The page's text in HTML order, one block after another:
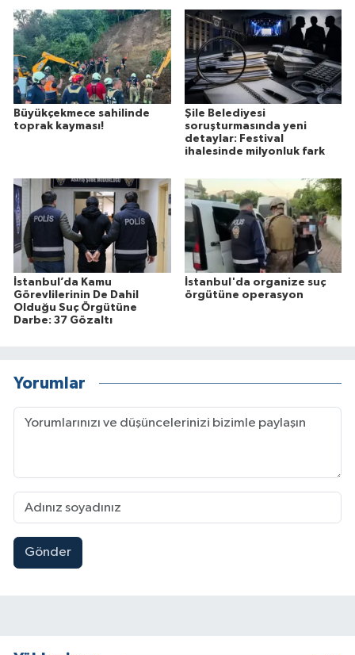
Büyükçekmece sahilinde
toprak kayması!
Şile Belediyesi
soruşturmasında yeni
detaylar: Festival
ihalesinde milyonluk fark
İstanbul’da Kamu
Görevlilerinin De Dahil
Olduğu Suç Örgütüne
Darbe: 37 Gözaltı
İstanbul'da organize suç
örgütüne operasyon
Yorumlar
Gönder